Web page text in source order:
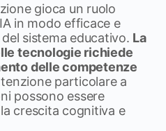
gioca un ruolo
in modo efficace e
sistema educativo. La
tecnologie richiede
delle competenze
particolare a
possono essere
crescita cognitiva e